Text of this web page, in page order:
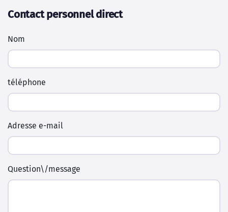
Contact personnel direct
Nom
téléphone
Adresse e-mail
Question\/message